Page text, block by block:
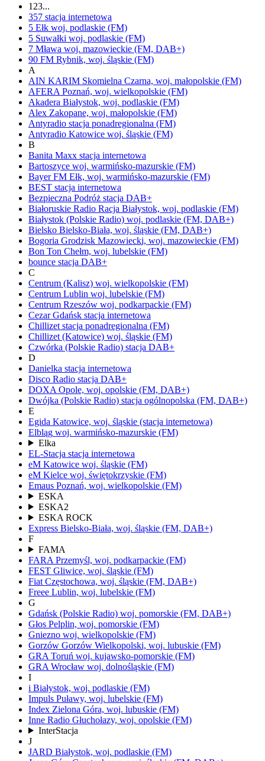
123...
357 stacja internetowa
5 Ełk woj. podlaskie (FM)
5 Suwałki woj. podlaskie (FM)
7 Mława woj. mazowieckie (FM, DAB+)
90 FM Rybnik, woj. śląskie (FM)
A
AIN KARIM Skomielna Czarna, woj. małopolskie (FM)
AFERA Poznań, woj. wielkopolskie (FM)
Akadera Białystok, woj. podlaskie (FM)
Alex Zakopane, woj. małopolskie (FM)
Antyradio stacja ponadregionalna (FM)
Antyradio Katowice woj. śląskie (FM)
B
Banita Maxx stacja internetowa
Bartoszyce woj. warmińsko-mazurskie (FM)
Bayer FM Ełk, woj. warmińsko-mazurskie (FM)
BEST stacja internetowa
Bezpieczna Podróż stacja DAB+
Białoruskie Radio Racja Białystok, woj. podlaskie (FM)
Białystok (Polskie Radio) woj. podlaskie (FM, DAB+)
Bielsko Bielsko-Biała, woj. śląskie (FM, DAB+)
Bogoria Grodzisk Mazowiecki, woj. mazowieckie (FM)
Bon Ton Chełm, woj. lubelskie (FM)
bounce stacja DAB+
C
Centrum (Kalisz) woj. wielkopolskie (FM)
Centrum Lublin woj. lubelskie (FM)
Centrum Rzeszów woj. podkarpackie (FM)
Cezar Gdańsk stacja internetowa
Chillizet stacja ponadregionalna (FM)
Chillizet (Katowice) woj. śląskie (FM)
Czwórka (Polskie Radio) stacja DAB+
D
Danielka stacja internetowa
Disco Radio stacja DAB+
DOXA Opole, woj. opolskie (FM, DAB+)
Dwójka (Polskie Radio) stacja ogólnopolska (FM, DAB+)
E
Egida Katowice, woj. śląskie (stacja internetowa)
Elbląg woj. warmińsko-mazurskie (FM)
Elka
EL-Stacja stacja internetowa
eM Katowice woj. śląskie (FM)
eM Kielce woj. świętokrzyskie (FM)
Emaus Poznań, woj. wielkopolskie (FM)
ESKA
ESKA2
ESKA ROCK
Express Bielsko-Biała, woj. śląskie (FM, DAB+)
F
FAMA
FARA Przemyśl, woj. podkarpackie (FM)
FEST Gliwice, woj. śląskie (FM)
Fiat Częstochowa, woj. śląskie (FM, DAB+)
Freee Lublin, woj. lubelskie (FM)
G
Gdańsk (Polskie Radio) woj. pomorskie (FM, DAB+)
Głos Pelplin, woj. pomorskie (FM)
Gniezno woj. wielkopolskie (FM)
Gorzów Gorzów Wielkopolski, woj. lubuskie (FM)
GRA Toruń woj. kujawsko-pomorskie (FM)
GRA Wrocław woj. dolnośląskie (FM)
I
i Białystok, woj. podlaskie (FM)
Impuls Puławy, woj. lubelskie (FM)
Index Zielona Góra, woj. lubuskie (FM)
Inne Radio Głuchołazy, woj. opolskie (FM)
InterStacja
J
JARD Białystok, woj. podlaskie (FM)